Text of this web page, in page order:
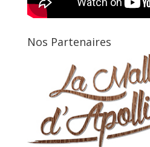
Nos Partenaires